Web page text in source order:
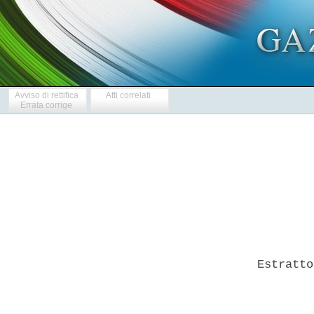
Avviso di rettifica
Errata corrige
Atti correlati